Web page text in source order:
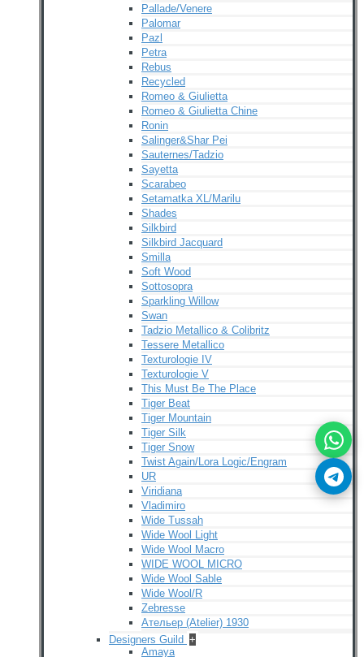
Pallade/Venere
Palomar
Pazl
Petra
Rebus
Recycled
Romeo & Giulietta
Romeo & Giulietta Chine
Ronin
Salinger&Shar Pei
Sauternes/Tadzio
Sayetta
Scarabeo
Setamatka XL/Marilu
Shades
Silkbird
Silkbird Jacquard
Smilla
Soft Wood
Sottosopra
Sparkling Willow
Swan
Tadzio Metallico & Colibritz
Tessere Metallico
Texturologie IV
Texturologie V
This Must Be The Place
Tiger Beat
Tiger Mountain
Tiger Silk
Tiger Snow
Twist Again/Lora Logic/Engram
UR
Viridiana
Vladimiro
Wide Tussah
Wide Wool Light
Wide Wool Macro
WIDE WOOL MICRO
Wide Wool Sable
Wide Wool/R
Zebresse
Ательер (Atelier) 1930
Designers Guild +
Amaya